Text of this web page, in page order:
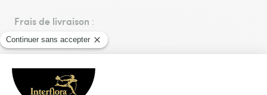
Frais de livraison :
15,95€
24,95€. Nous vous proposons un programme de
fidélité vous permettant de bénéficier des frais de